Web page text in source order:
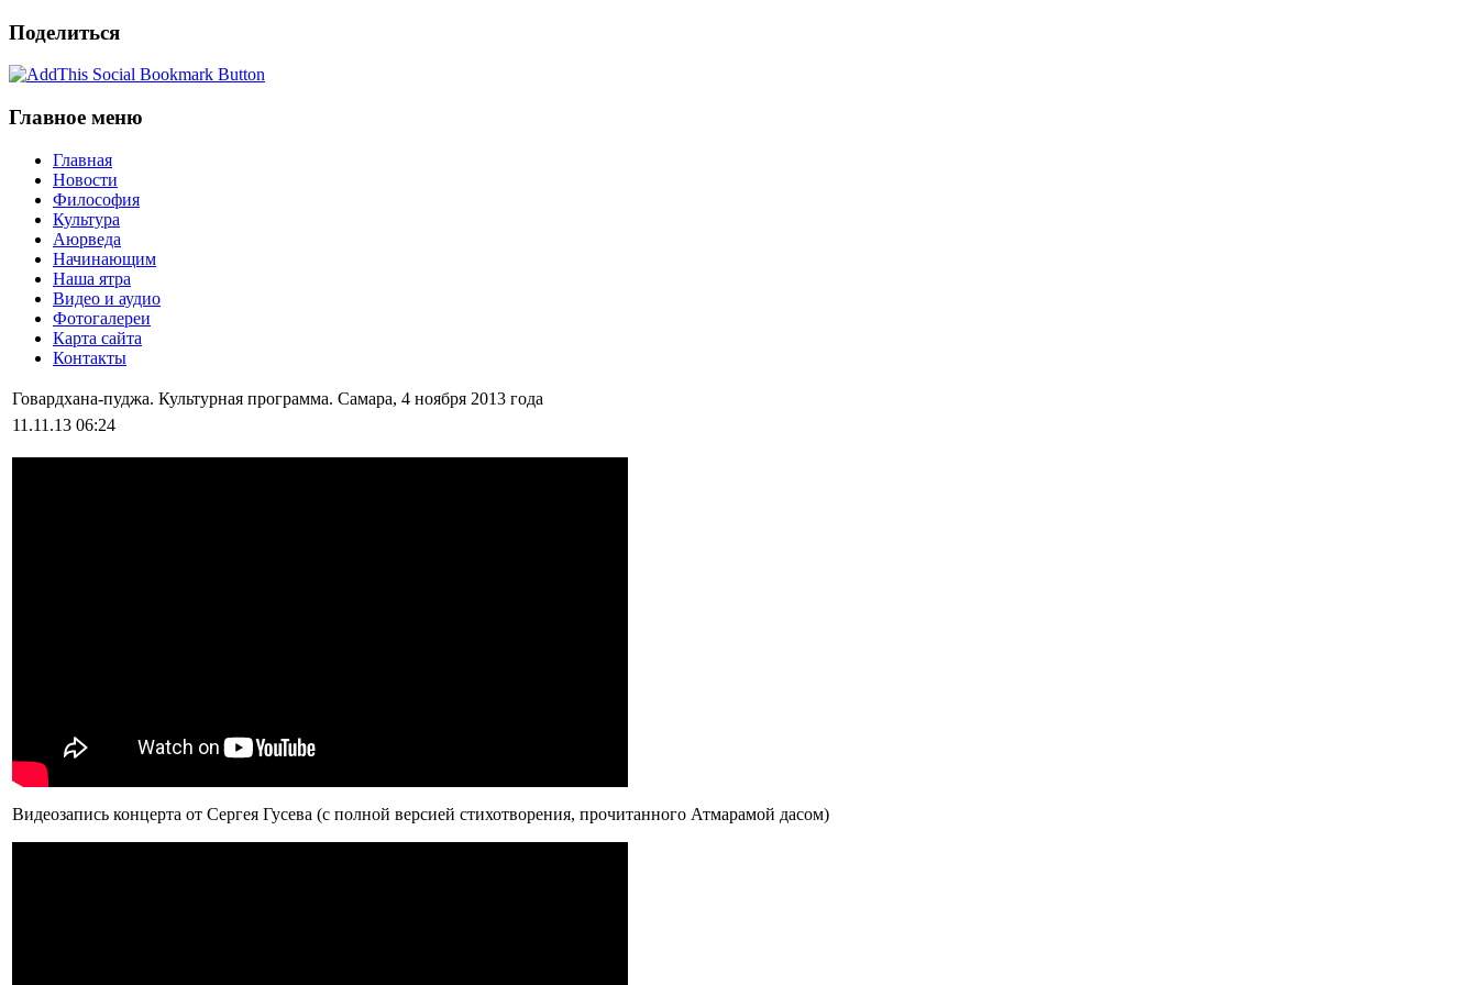
Поделиться
Главное меню
Главная
Новости
Философия
Культура
Аюрведа
Начинающим
Наша ятра
Видео и аудио
Фотогалереи
Карта сайта
Контакты
Говардхана-пуджа. Культурная программа. Самара, 4 ноября 2013 года
11.11.13 06:24
Видеозапись концерта от Сергея Гусева (с полной версией стихотворения, прочитанного Атмарамой дасом)